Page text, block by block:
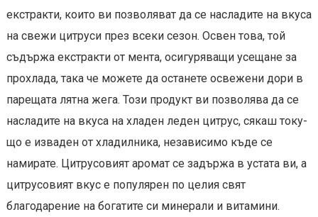
екстракти, които ви позволяват да се насладите на вкуса
на свежи цитруси през всеки сезон. Освен това, той
съдържа екстракти от мента, осигуряващи усещане за
прохлада, така че можете да останете освежени дори в
парещата лятна жега. Този продукт ви позволява да се
насладите на вкуса на хладен леден цитрус, сякаш току-
що е изваден от хладилника, независимо къде се
намирате. Цитрусовият аромат се задържа в устата ви, а
цитрусовият вкус е популярен по целия свят
благодарение на богатите си минерали и витамини.